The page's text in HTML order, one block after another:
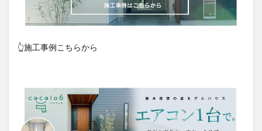
👆施工事例こちらから